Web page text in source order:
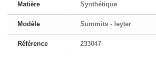
Matière Synthétique
Modèle Summits - leyter
Référence 233047